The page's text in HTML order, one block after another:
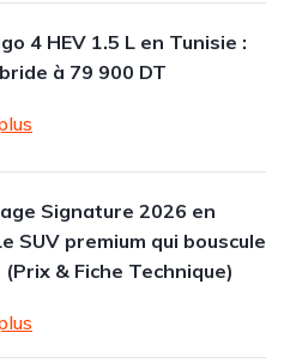
4 HEV 1.5 L en Tunisie :
à 79 900 DT
Signature 2026 en
SUV premium qui bouscule
& Fiche Technique)